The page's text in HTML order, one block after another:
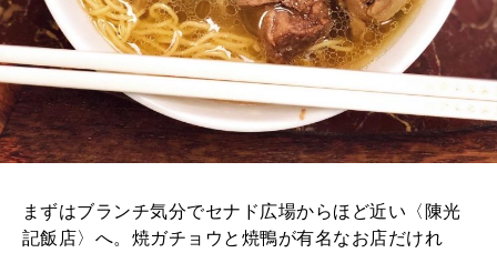
まずはブランチ気分でセナド広場からほど近い〈陳光
記飯店〉へ。焼ガチョウと焼鴨が有名なお店だけれ